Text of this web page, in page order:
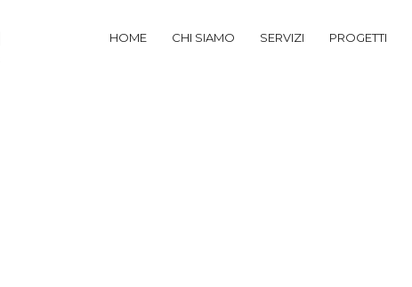
HOME CHI SIAMO SERVIZI PROGETTI